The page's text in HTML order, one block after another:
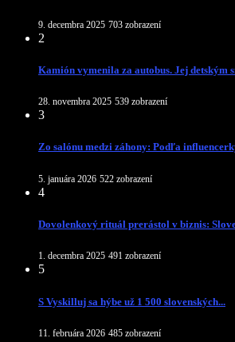
9. decembra 2025 703 zobrazení
2
Kamión vymenila za autobus. Jej detským
28. novembra 2025 539 zobrazení
3
Zo salónu medzi záhony: Podľa
5. januára 2026 522 zobrazení
4
Dovolenkový rituál prerástol v biznis:
1. decembra 2025 491 zobrazení
5
S Vyskilluj sa hýbe už 1 500 slovenských...
11. februára 2026 485 zobrazení